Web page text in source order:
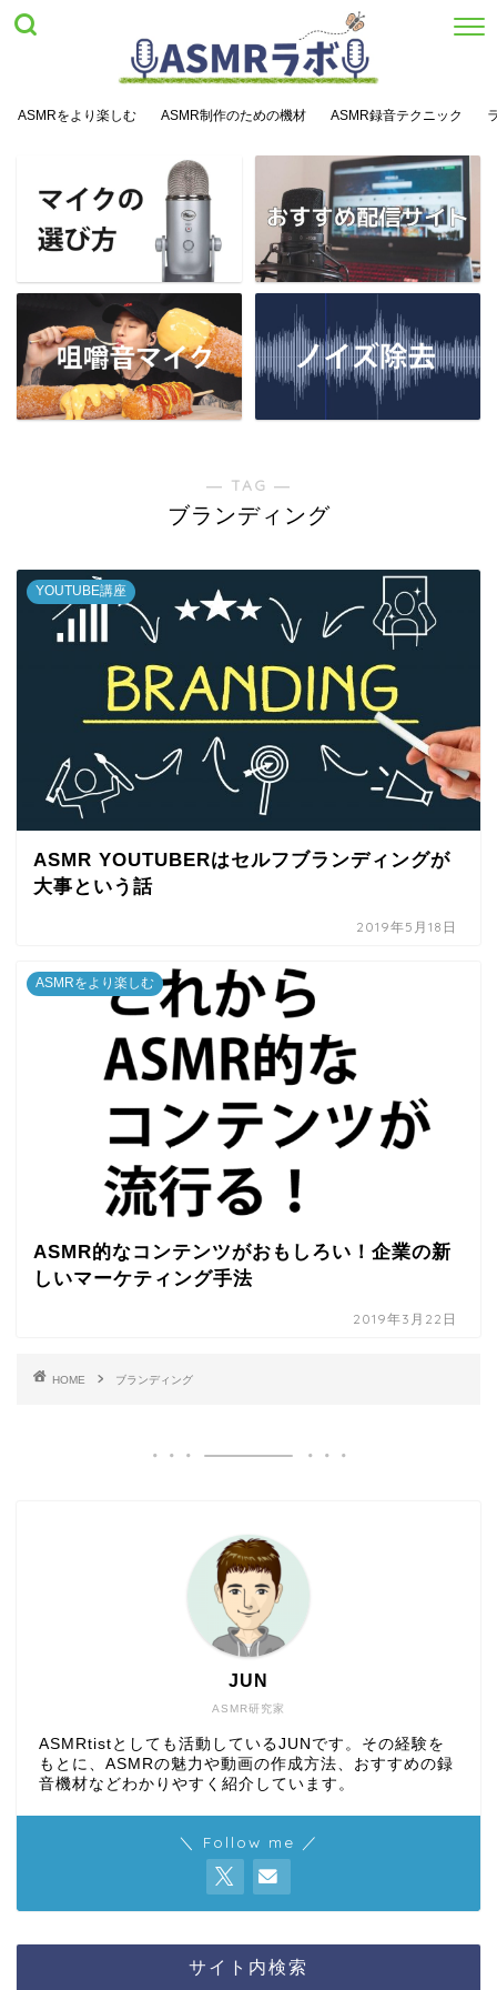
ASMRをより楽しむ ASMR制作のための機材 ASMR録音テクニック
― TAG ―
ブランディング
YOUTUBE講座
ASMR YOUTUBERはセルフブランディングが
大事という話
2019年5月18日
ASMRをより楽しむ
ASMR的なコンテンツがおもしろい！企業の新
しいマーケティング手法
2019年3月22日
HOME ブランディング
ASMR研究家
JUN
ASMRtistとしても活動しているJUNです。その経験を
もとに、ASMRの魅力や動画の作成方法、おすすめの録
音機材などわかりやすく紹介しています。
＼ Follow me ／
サイト内検索